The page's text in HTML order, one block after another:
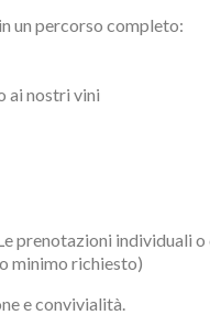
un percorso completo:
ai nostri vini
prenotazioni individuali
minimo richiesto)
e convivialità.